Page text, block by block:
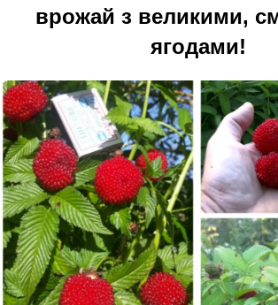
врожай з великими,
ягодами!